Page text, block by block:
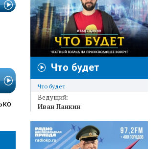
Что будет
Что будет
Ведущий:
Иван Панкин